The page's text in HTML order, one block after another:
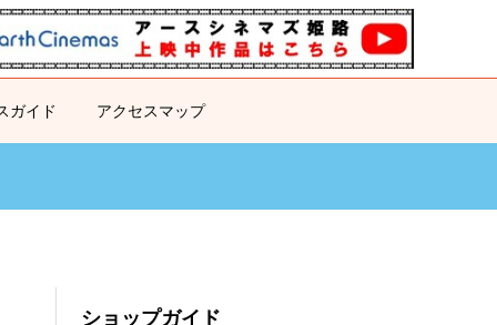
ガイド アクセスマップ
ショップガイド